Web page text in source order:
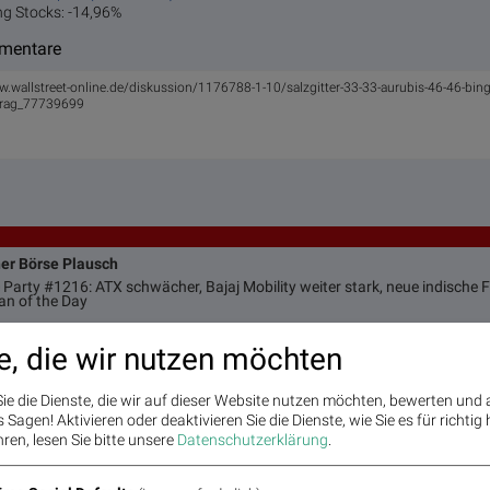
Stocks: -14,96%
online.de/diskussion/1176788-1-10/salzgitter-33-33-aurubis-46-46-
Börse Plausch
Party #1216: ATX schwächer, Bajaj Mobility weiter stark, neue indische
of the Day
Star/Rutsch
der Stunde
Matrix
Moving
Averages
die wir nutzen möchten
die Dienste, die wir auf dieser Website nutzen möchten, bewerten und
Sagen! Aktivieren oder deaktivieren Sie die Dienste, wie Sie es für richtig
lesen Sie bitte unsere Datenschutzerklärung.